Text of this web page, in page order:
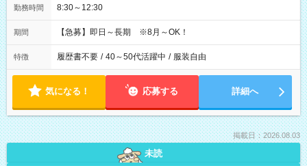
勤務時間 8:30～12:30
期間 【急募】即日～長期 ※8月～OK！
特徴 履歴書不要 / 40～50代活躍中 / 服装自由
気になる！ 応募する 詳細へ
掲載日：2026.08.03
未読